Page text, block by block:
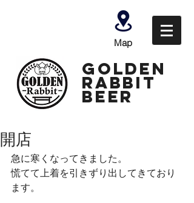
Map
GOLDEN
Rabbit
Beer
開店
急に寒くなってきました。
慌てて上着を引きずり出してきており
ます。